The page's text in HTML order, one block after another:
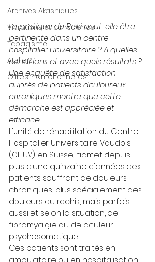
Archives Akashiques
Vibrations et conscience
Tabagisme
Ateliers
Offres Promotionnelles
La pratique du Reiki peut-elle être
pertinente dans un centre
hospitalier universitaire ? A quelles
conditions et avec quels résultats ?
Une enquête de satisfaction
auprès de patients douloureux
chroniques montre que cette
démarche est appréciée et
efficace.
L'unité de réhabilitation du Centre
Hospitalier Universitaire Vaudois
(CHUV) en Suisse, admet depuis
plus d'une quinzaine d'années des
patients souffrant de douleurs
chroniques, plus spécialement des
douleurs du rachis, mais parfois
aussi et selon la situation, de
fibromyalgie ou de douleur
psychosomatique.
Ces patients sont traités en